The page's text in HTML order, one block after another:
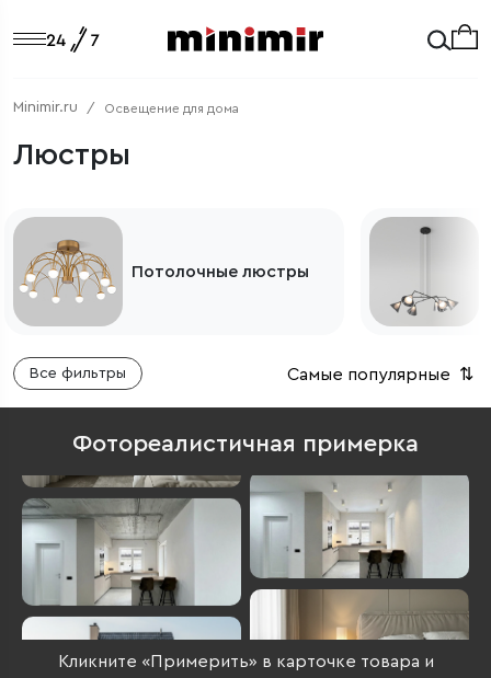
Minimir.ru Освещение для дома
Люстры
Потолочные люстры
Все фильтры Самые популярные ⇅
Фотореалистичная примерка
Кликните «Примерить» в карточке товара и